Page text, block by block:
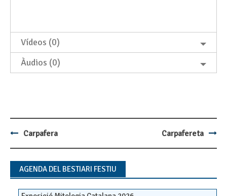
Vídeos (0)
Àudios (0)
Post
navigation
Carpafera Carpafereta
AGENDA DEL BESTIARI FESTIU